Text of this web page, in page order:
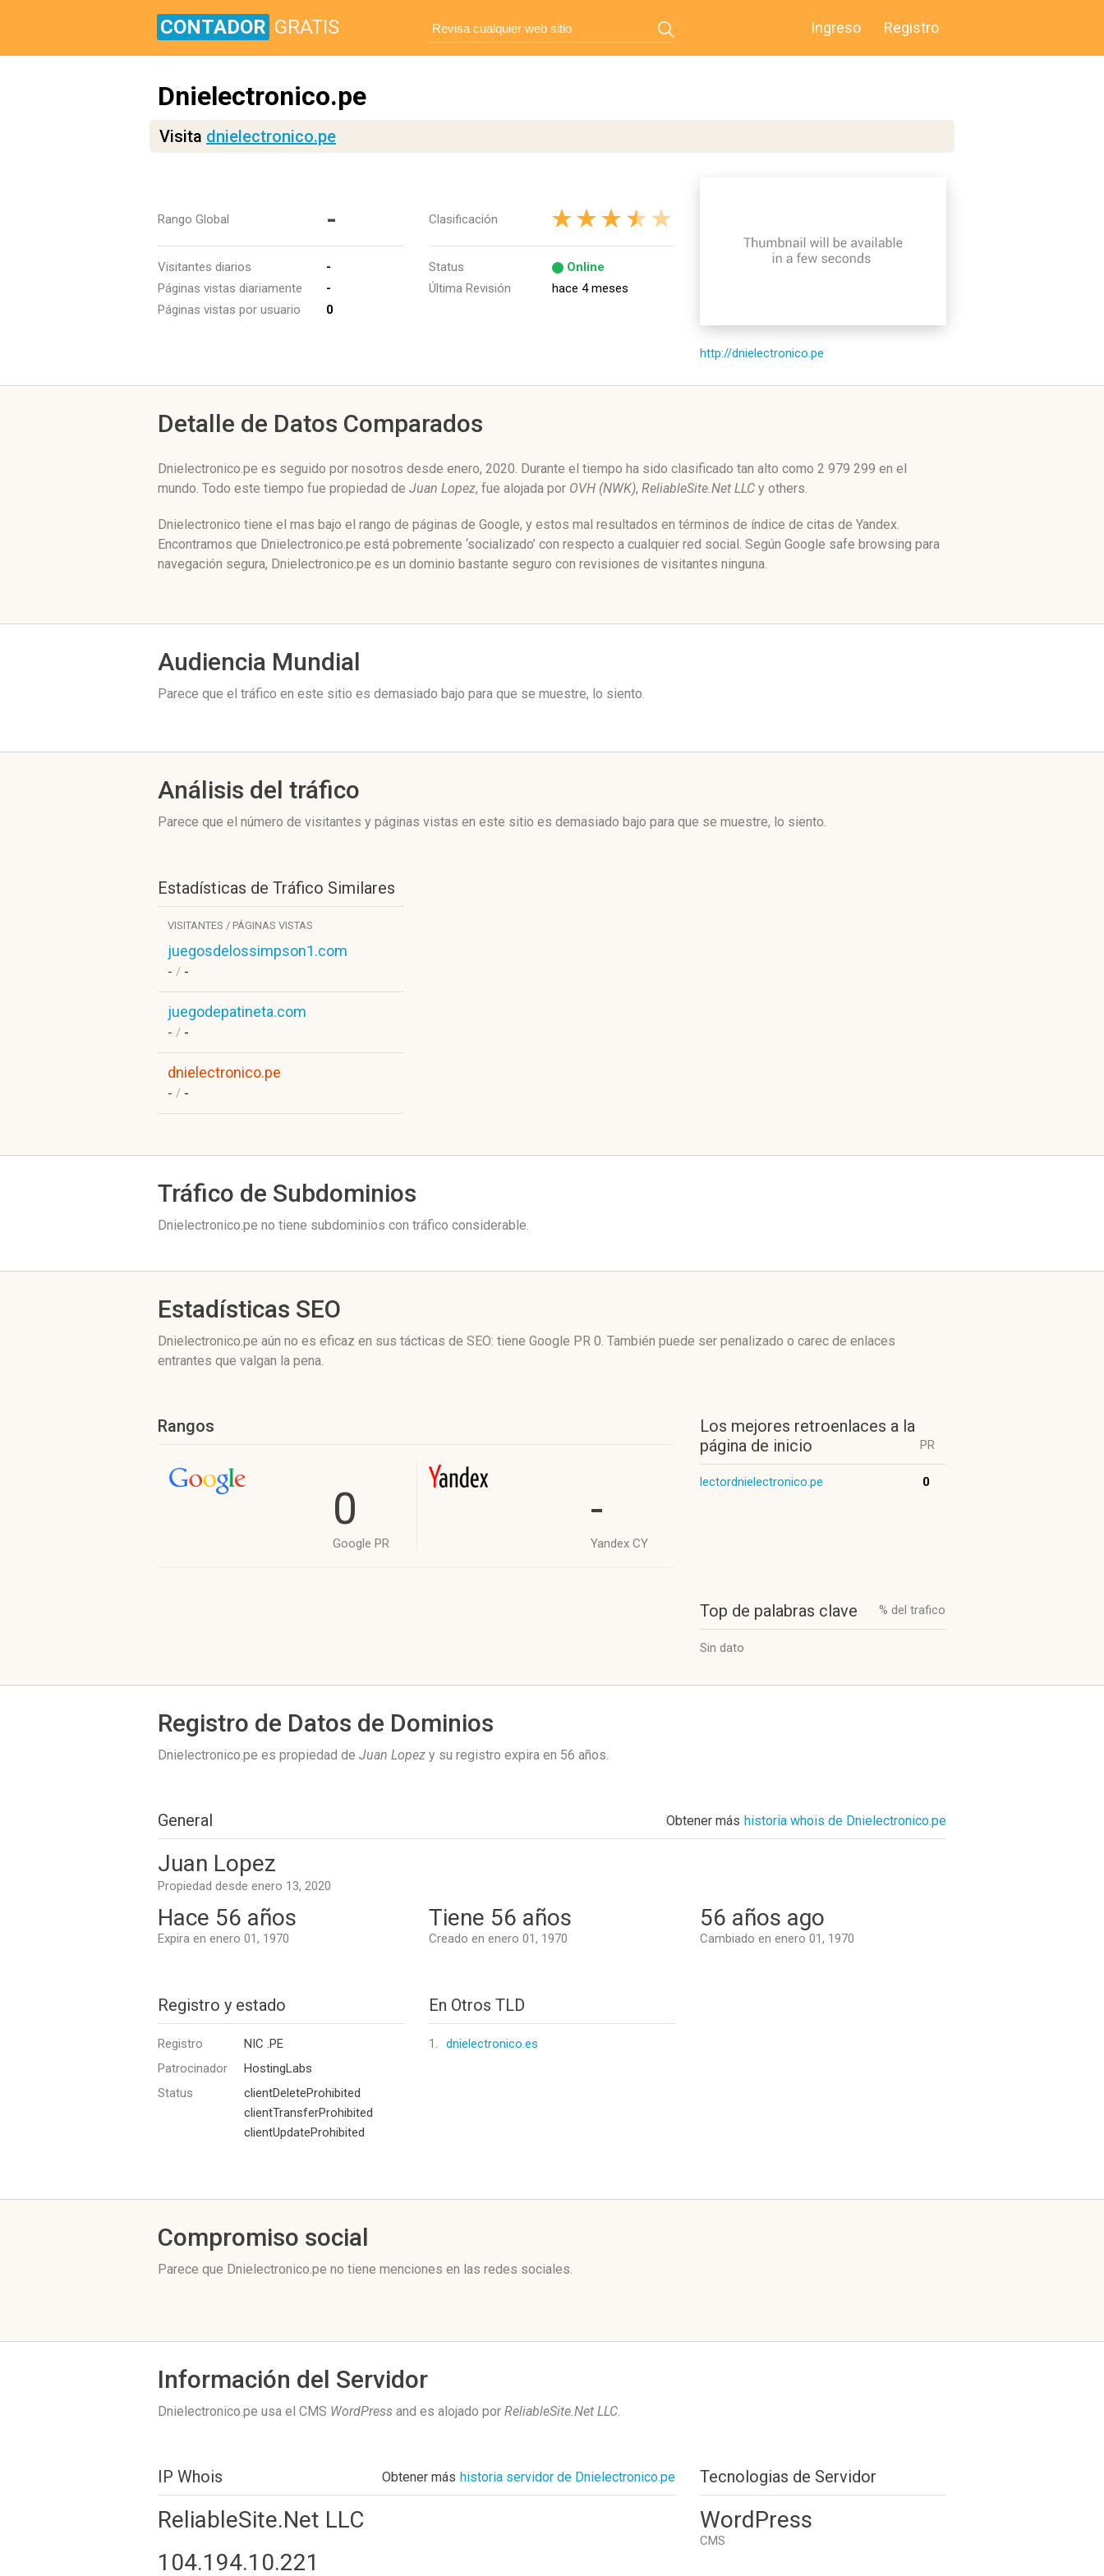
CONTADOR GRATIS Ingreso Registro
Dnielectronico.pe
Visita dnielectronico.pe
Rango Global -
Visitantes diarios
-
Páginas vistas diariamente
-
Páginas vistas por usuario
0
Clasificación
Status
Online
Última Revisión
hace 4 meses
http://dnielectronico.pe
Detalle de Datos Comparados
Dnielectronico.pe es seguido por nosotros desde enero, 2020. Durante el tiempo ha sido clasificado tan alto como 2 979 299 en el
mundo. Todo este tiempo fue propiedad de Juan Lopez, fue alojada por OVH (NWK), ReliableSite.Net LLC y others.
Dnielectronico tiene el mas bajo el rango de páginas de Google, y estos mal resultados en términos de índice de citas de Yandex.
Encontramos que Dnielectronico.pe está pobremente ‘socializado’ con respecto a cualquier red social. Según Google safe browsing para
navegación segura, Dnielectronico.pe es un dominio bastante seguro con revisiones de visitantes ninguna.
Audiencia Mundial
Parece que el tráfico en este sitio es demasiado bajo para que se muestre, lo siento.
Análisis del tráfico
Parece que el número de visitantes y páginas vistas en este sitio es demasiado bajo para que se muestre, lo siento.
Estadísticas de Tráfico Similares
VISITANTES / PÁGINAS VISTAS
juegosdelossimpson1.com
- / -
juegodepatineta.com
- / -
dnielectronico.pe
- / -
Tráfico de Subdominios
Dnielectronico.pe no tiene subdominios con tráfico considerable.
Estadísticas SEO
Dnielectronico.pe aún no es eficaz en sus tácticas de SEO: tiene Google PR 0. También puede ser penalizado o carec de enlaces
entrantes que valgan la pena.
Rangos
0
Google PR
-
Yandex CY
Los mejores retroenlaces a la
página de inicio
PR
lectordnielectronico.pe 0
Top de palabras clave % del trafico
Sin dato
Registro de Datos de Dominios
Dnielectronico.pe es propiedad de Juan Lopez y su registro expira en 56 años.
General Obtener más historia whois de Dnielectronico.pe
Juan Lopez
Propiedad desde enero 13, 2020
Hace 56 años
Expira en enero 01, 1970
Tiene 56 años
Creado en enero 01, 1970
56 años ago
Cambiado en enero 01, 1970
Registro y estado
Registro
NIC .PE
Patrocinador
HostingLabs
Status
clientDeleteProhibited
clientTransferProhibited
clientUpdateProhibited
En Otros TLD
1. dnielectronico.es
Compromiso social
Parece que Dnielectronico.pe no tiene menciones en las redes sociales.
Información del Servidor
Dnielectronico.pe usa el CMS WordPress and es alojado por ReliableSite.Net LLC.
IP Whois Obtener más historia servidor de Dnielectronico.pe
ReliableSite.Net LLC
104.194.10.221
Tecnologias de Servidor
WordPress
CMS